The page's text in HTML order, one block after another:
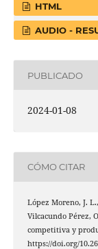
HTML
AUDIO -
PUBLICADO
2024-01-08
CÓMO CITAR
López Moreno, J.
Vilcacundo Pérez,
competitiva y
https://doi.org/